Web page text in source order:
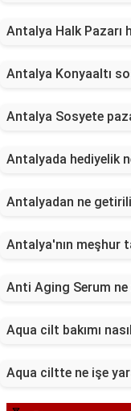
Antalya Halk Pazarı
Antalya Konyaaltı
Antalya Sosyete
Antalyada hediyelik
Antalyadan ne
Antalya'nın meşhur
Anti Aging Serum ne
Aqua cilt bakımı
Aqua ciltte ne işe